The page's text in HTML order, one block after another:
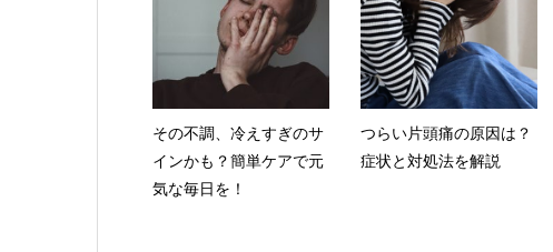
その不調、冷えすぎのサ
インかも？簡単ケアで元
気な毎日を！
つらい片頭痛の原因は？
症状と対処法を解説